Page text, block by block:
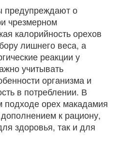
предупреждают о
чрезмерном
калорийность орехов
лишнего веса, а
реакции у
учитывать
организма и
в потреблении. В
подходе орех макадамия
к рациону,
здоровья, так и для